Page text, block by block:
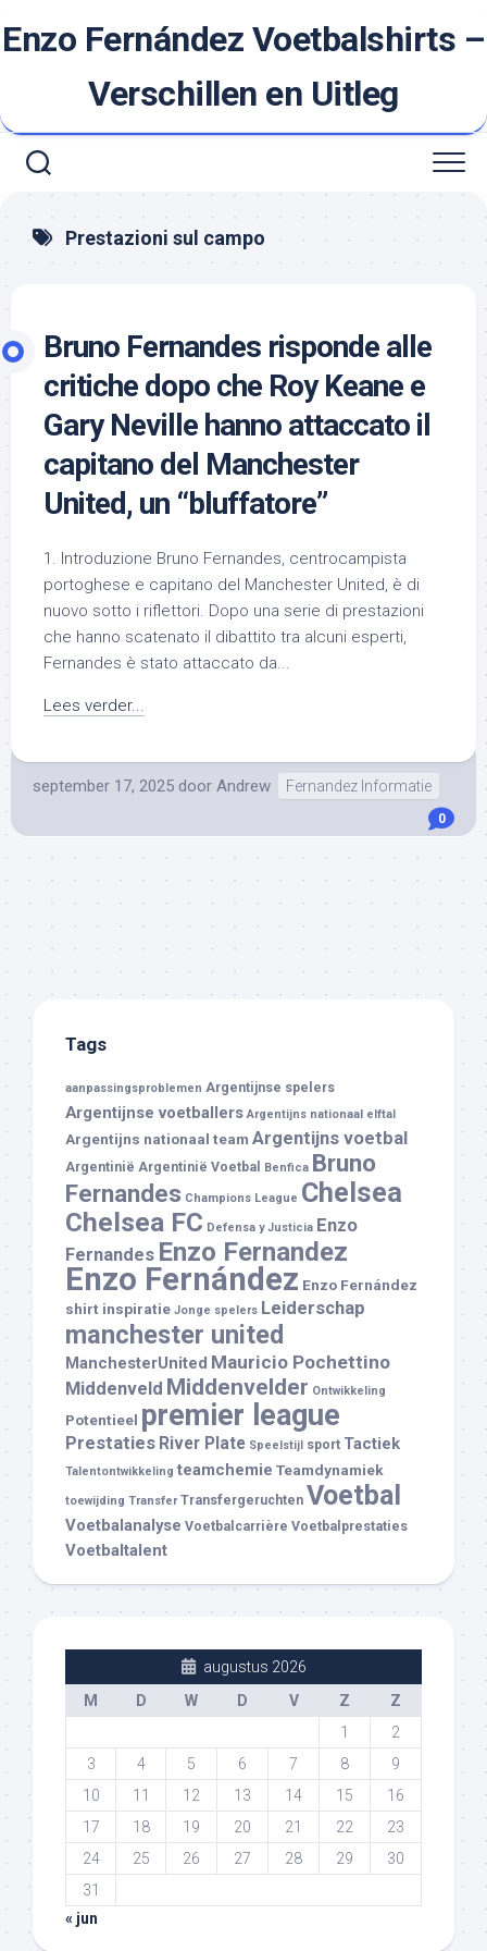
naar
Enzo Fernández Voetbalshirts –
Verschillen en Uitleg
Prestazioni sul campo
Bruno Fernandes risponde alle
critiche dopo che Roy Keane e
Gary Neville hanno attaccato il
capitano del Manchester
United, un “bluffatore”
1. Introduzione Bruno Fernandes, centrocampista
portoghese e capitano del Manchester United, è di
nuovo sotto i riflettori. Dopo una serie di prestazioni
che hanno scatenato il dibattito tra alcuni esperti,
Fernandes è stato attaccato da...
Lees verder...
september 17, 2025 door Andrew Fernandez Informatie
0
Tags
aanpassingsproblemen Argentijnse spelers
Argentijnse voetballers Argentijns nationaal elftal
Argentijns nationaal team Argentijns voetbal
Argentinië Argentinië Voetbal Benfica Bruno
Fernandes Champions League Chelsea
Chelsea FC Defensa y Justicia Enzo
Fernandes Enzo Fernandez
Enzo Fernández Enzo Fernández
shirt inspiratie Jonge spelers Leiderschap
manchester united
ManchesterUnited Mauricio Pochettino
Middenveld Middenvelder Ontwikkeling
Potentieel premier league
Prestaties River Plate Speelstijl sport Tactiek
Talentontwikkeling teamchemie Teamdynamiek
toewijding Transfer Transfergeruchten Voetbal
Voetbalanalyse Voetbalcarrière Voetbalprestaties
Voetbaltalent
augustus 2026
M
D W D V Z
Z
1
2
3
4 5 6 7 8
9
10
11 12 13 14 15
16
17
18 19 20 21 22
23
24
25 26 27 28 29
30
31
« jun